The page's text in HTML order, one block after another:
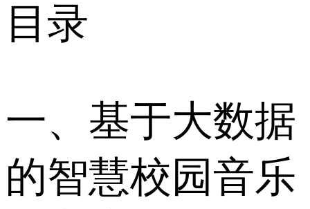
目录
一、基于大数据
的智慧校园音乐